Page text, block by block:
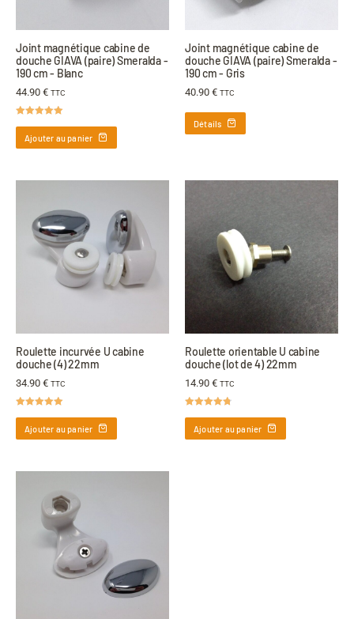
Joint magnétique cabine de
douche GIAVA (paire) Smeralda -
190 cm - Blanc
44.90 € TTC
Ajouter au panier
Joint magnétique cabine de
douche GIAVA (paire) Smeralda -
190 cm - Gris
40.90 € TTC
Détails
Roulette incurvée U cabine
douche (4) 22mm
34.90 € TTC
Ajouter au panier
Roulette orientable U cabine
douche (lot de 4) 22mm
14.90 € TTC
Ajouter au panier